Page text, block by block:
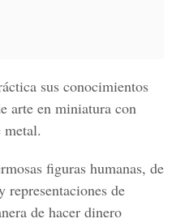
sus conocimientos
arte en miniatura con
metal.
figuras humanas, de
representaciones de
de hacer dinero